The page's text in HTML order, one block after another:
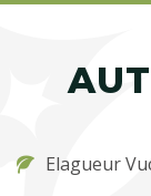
Elagueur